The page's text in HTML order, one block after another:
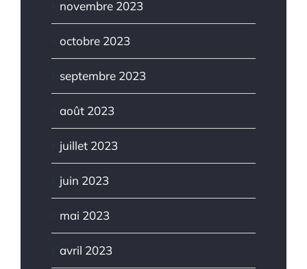
novembre 2023
octobre 2023
septembre 2023
août 2023
juillet 2023
juin 2023
mai 2023
avril 2023